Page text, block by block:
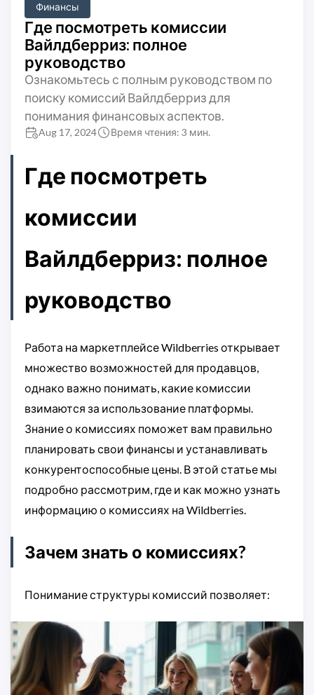
Финансы
Где посмотреть комиссии
Вайлдберриз: полное
руководство
Ознакомьтесь с полным руководством по
поиску комиссий Вайлдберриз для
понимания финансовых аспектов.
Aug 17, 2024 Время чтения: 3 мин.
Где посмотреть
комиссии
Вайлдберриз: полное
руководство
Работа на маркетплейсе Wildberries открывает
множество возможностей для продавцов,
однако важно понимать, какие комиссии
взимаются за использование платформы.
Знание о комиссиях поможет вам правильно
планировать свои финансы и устанавливать
конкурентоспособные цены. В этой статье мы
подробно рассмотрим, где и как можно узнать
информацию о комиссиях на Wildberries.
Зачем знать о комиссиях?
Понимание структуры комиссий позволяет: